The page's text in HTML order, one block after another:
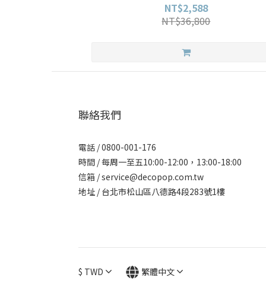
NT$2,588
NT$36,800
聯絡我們
電話 / 0800-001-176
時間 / 每周一至五10:00-12:00，13:00-18:00
信箱 / service@decopop.com.tw
地址 / 台北市松山區八德路4段283號1樓
$ TWD 繁體中文